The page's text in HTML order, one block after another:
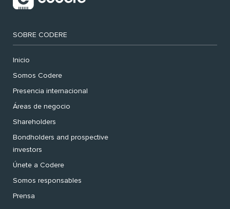
SOBRE CODERE
Inicio
Somos Codere
Presencia internacional
Áreas de negocio
Shareholders
Bondholders and prospective
investors
Únete a Codere
Somos responsables
Prensa